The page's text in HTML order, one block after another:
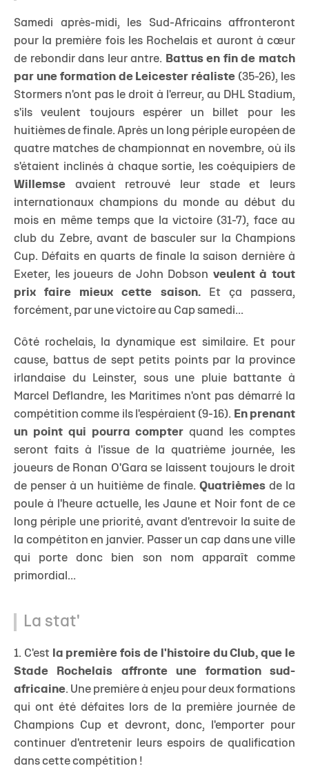
Samedi après-midi, les Sud-Africains affronteront
pour la première fois les Rochelais et auront à cœur
de rebondir dans leur antre. Battus en fin de match
par une formation de Leicester réaliste (35-26), les
Stormers n'ont pas le droit à l'erreur, au DHL Stadium,
s'ils veulent toujours espérer un billet pour les
huitièmes de finale. Après un long périple européen de
quatre matches de championnat en novembre, où ils
s'étaient inclinés à chaque sortie, les coéquipiers de
Willemse avaient retrouvé leur stade et leurs
internationaux champions du monde au début du
mois en même temps que la victoire (31-7), face au
club du Zebre, avant de basculer sur la Champions
Cup. Défaits en quarts de finale la saison dernière à
Exeter, les joueurs de John Dobson veulent à tout
prix faire mieux cette saison.Et ça passera,
forcément, par une victoire au Cap samedi...
Côté rochelais, la dynamique est similaire. Et pour
cause, battus de sept petits points par la province
irlandaise du Leinster, sous une pluie battante à
Marcel Deflandre, les Maritimes n'ont pas démarré la
compétition comme ils l'espéraient (9-16). En prenant
un point qui pourra compterquand les comptes
seront faits à l'issue de la quatrième journée, les
joueurs de Ronan O'Gara se laissent toujours le droit
de penser à un huitième de finale. Quatrièmes de la
poule à l'heure actuelle, les Jaune et Noir font de ce
long périple une priorité, avant d'entrevoir la suite de
la compétiton en janvier. Passer un cap dans une ville
qui porte donc bien son nom apparaît comme
primordial...
La stat'
1. C'est la première fois de l'histoire du Club, que le
Stade Rochelais affronte une formation sud-
africaine. Une première à enjeu pour deux formations
qui ont été défaites lors de la première journée de
Champions Cup et devront, donc, l'emporter pour
continuer d'entretenir leurs espoirs de qualification
dans cette compétition !